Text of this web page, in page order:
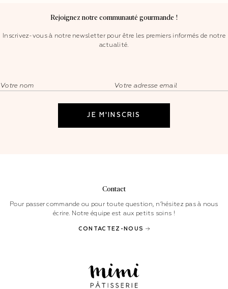
Rejoignez notre communauté gourmande !
Inscrivez-vous à notre newsletter pour être les premiers informés de notre
actualité.
Contact
Pour passer commande ou pour toute question, n’hésitez pas à nous
écrire. Notre équipe est aux petits soins !
CONTACTEZ-NOUS